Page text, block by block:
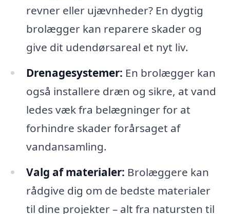
revner eller ujævnheder? En dygtig
brolægger kan reparere skader og
give dit udendørsareal et nyt liv.
Drenagesystemer: En brolægger kan
også installere dræn og sikre, at vand
ledes væk fra belægninger for at
forhindre skader forårsaget af
vandansamling.
Valg af materialer: Brolæggere kan
rådgive dig om de bedste materialer
til dine projekter – alt fra natursten til